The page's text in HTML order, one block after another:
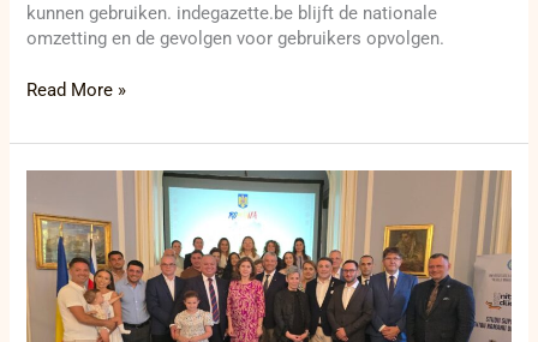
kunnen gebruiken. indegazette.be blijft de nationale
omzetting en de gevolgen voor gebruikers opvolgen.
Read More »
bundelt
studiekeuzehulp
voor
jonge
Roemenen
in